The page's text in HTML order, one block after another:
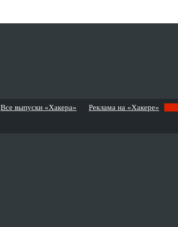
Все выпуски «Хакера» Реклама на «Хакере»